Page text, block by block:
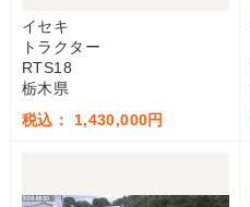
イセキ
トラクター
RTS18
栃木県
税込： 1,430,000円